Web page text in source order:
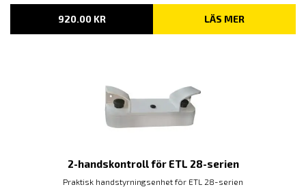
920.00 KR LÄS MER
2-handskontroll för ETL 28-serien
Praktisk handstyrningsenhet för ETL 28-serien